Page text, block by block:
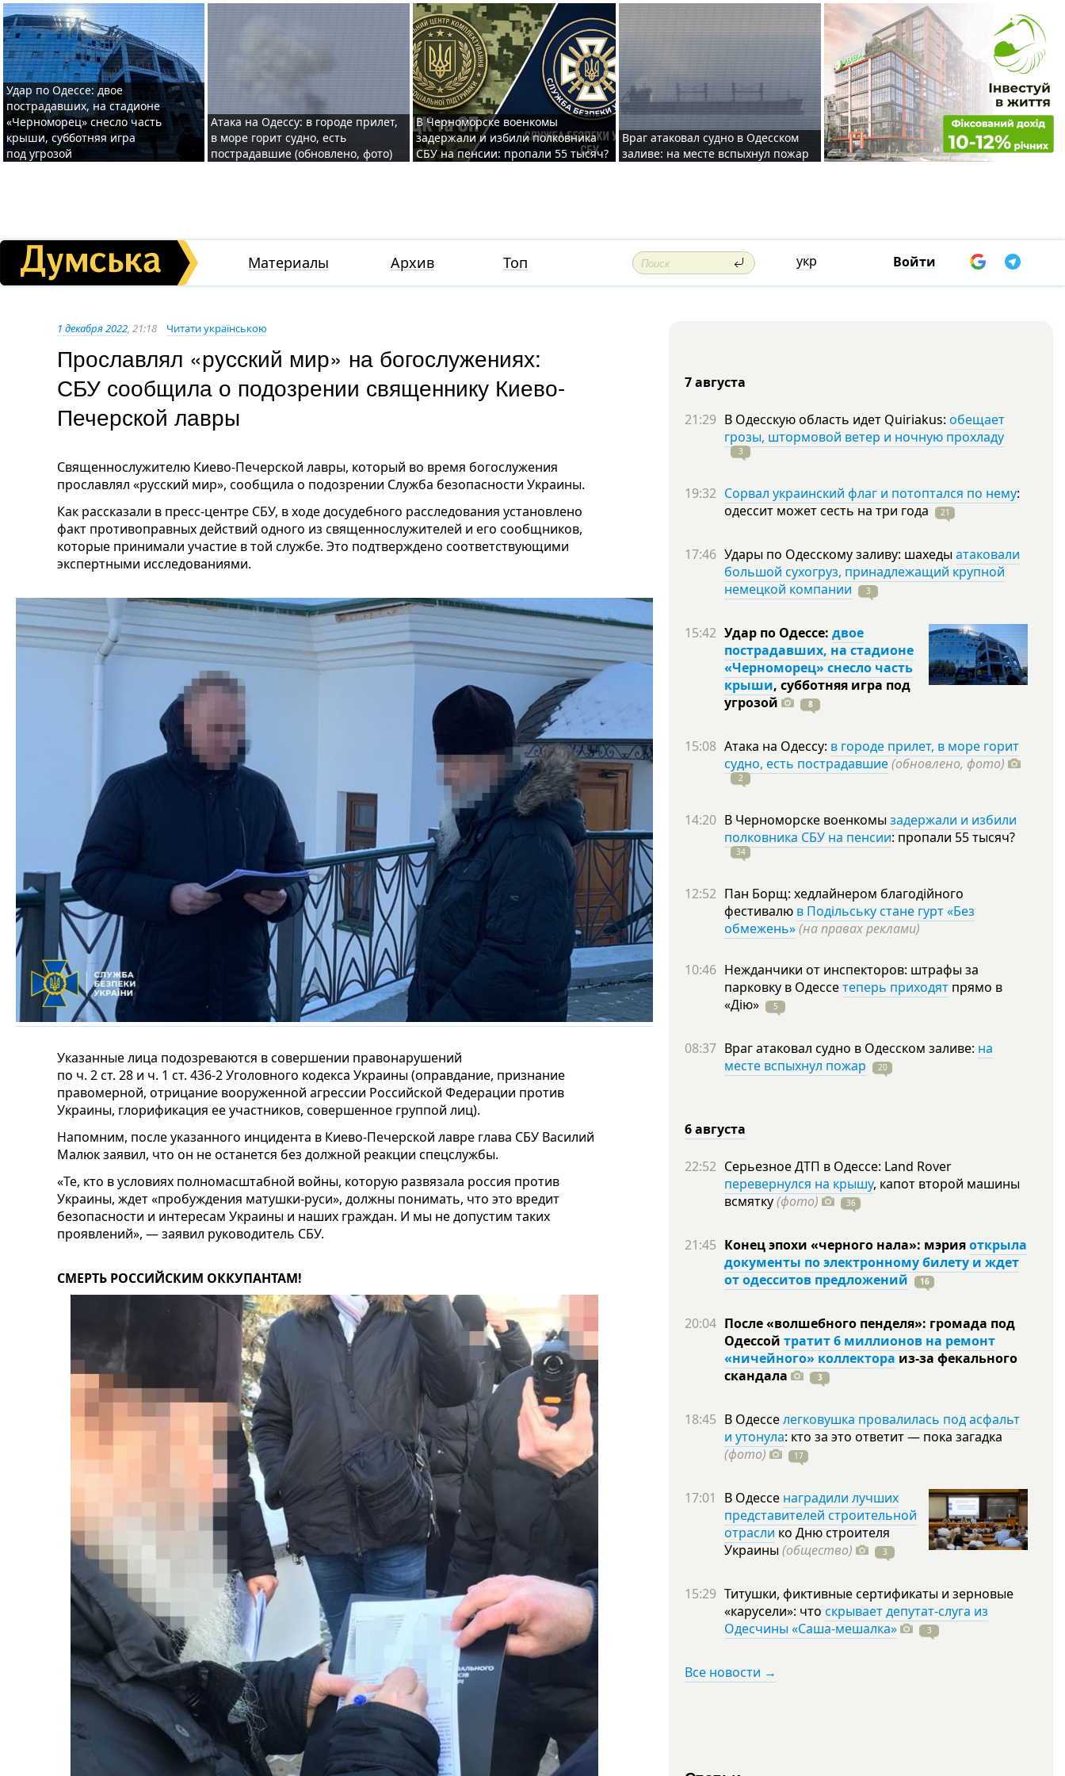
Удар по Одессе: двое
пострадавших, на стадионе
«Черноморец» снесло часть
крыши, субботняя игра
под угрозой
Атака на Одессу: в городе прилет,
в море горит судно, есть
пострадавшие (обновлено, фото)
В Черноморске военкомы
задержали и избили полковника
СБУ на пенсии: пропали 55 тысяч?
Враг атаковал судно в Одесском
заливе: на месте вспыхнул пожар
Материалы Архив Топ укр Войти
1 декабря 2022, 21:18 Читати українською
Прославлял «русский мир» на богослужениях:
СБУ сообщила о подозрении священнику Киево-
Печерской лавры
Священнослужителю Киево-Печерской лавры, который во время богослужения
прославлял «русский мир», сообщила о подозрении Служба безопасности Украины.
Как рассказали в пресс-центре СБУ, в ходе досудебного расследования установлено
факт противоправных действий одного из священнослужителей и его сообщников,
которые принимали участие в той службе. Это подтверждено соответствующими
экспертными исследованиями.
Указанные лица подозреваются в совершении правонарушений
по ч. 2 ст. 28 и ч. 1 ст. 436-2 Уголовного кодекса Украины (оправдание, признание
правомерной, отрицание вооруженной агрессии Российской Федерации против
Украины, глорификация ее участников, совершенное группой лиц).
Напомним, после указанного инцидента в Киево-Печерской лавре глава СБУ Василий
Малюк заявил, что он не останется без должной реакции спецслужбы.
«Те, кто в условиях полномасштабной войны, которую развязала россия против
Украины, ждет «пробуждения матушки-руси», должны понимать, что это вредит
безопасности и интересам Украины и наших граждан. И мы не допустим таких
проявлений», — заявил руководитель СБУ.
СМЕРТЬ РОССИЙСКИМ ОККУПАНТАМ!
7 августа
21:29 В Одесскую область идет Quiriakus: обещает
грозы, штормовой ветер и ночную прохладу
3
19:32 Сорвал украинский флаг и потоптался по нему:
одессит может сесть на три года 21
17:46 Удары по Одесскому заливу: шахеды атаковали
большой сухогруз, принадлежащий крупной
немецкой компании
3
15:42 Удар по Одессе: двое
пострадавших, на стадионе
«Черноморец» снесло часть
крыши, субботняя игра под
угрозой
8
15:08 Атака на Одессу: в городе прилет, в море горит
судно, есть пострадавшие(обновлено, фото)
2
14:20 В Черноморске военкомы задержали и избили
полковника СБУ на пенсии: пропали 55тысяч?
34
12:52 Пан Борщ: хедлайнером благодійного
фестивалю в Подільську стане гурт «Без
обмежень»(на правах реклами)
10:46 Нежданчики от инспекторов: штрафы за
парковку в Одессетеперь приходят прямо в
«Дію»
5
08:37 Враг атаковал судно в Одесском заливе: на
месте вспыхнул пожар
20
6 августа
22:52 Серьезное ДТП в Одессе: Land Rover
перевернулся на крышу, капот второй машины
всмятку(фото) 36
21:45 Конец эпохи «черного нала»: мэрияоткрыла
документы по электронному билету и ждет
от одесситов предложений
16
20:04 После «волшебного пенделя»: громада под
Одессой тратит 6 миллионов на ремонт
«ничейного» коллектора из-за фекального
скандала
3
18:45 В Одесселегковушка провалилась под асфальт
и утонула: кто за это ответит — пока загадка
(фото)
17
17:01 В Одессе наградили лучших
представителей строительной
отрасли ко Дню строителя
Украины (общество) 3
15:29 Титушки, фиктивные сертификаты и зерновые
«карусели»: что скрывает депутат-слуга из
Одесчины «Саша-мешалка»
3
Все новости →